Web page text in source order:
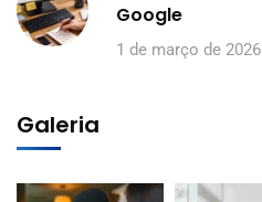
Google
1 de março de 2026
Galeria